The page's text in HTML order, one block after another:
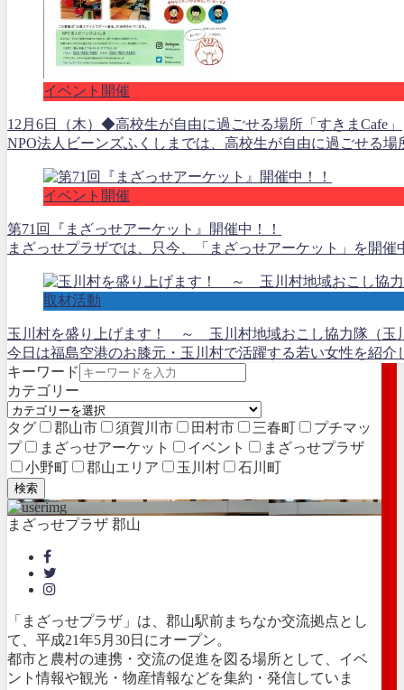
イベント開催
12月6日（木）◆高校生が自由に過ごせる場所「すきまCafe」
NPO法人ビーンズふくしまでは、高校生が自由に過ごせる
イベント開催
第71回『まざっせアーケット』開催中！！
まざっせプラザでは、只今、「まざっせアーケット」を開
取材活動
玉川村を盛り上げます！ ～ 玉川村地域おこし協力隊（玉
今日は福島空港のお膝元・玉川村で活躍する若い女性を紹
キーワード
カテゴリー
タグ 郡山市 須賀川市 田村市 三春町
プチマッ
プ
まざっせアーケット イベント
まざっせプラザ
小野町
郡山エリア 玉川村 石川町
検索
まざっせプラザ 郡山
「まざっせプラザ」は、郡山駅前まちなか交流拠点とし
て、平成21年5月30日にオープン。
都市と農村の連携・交流の促進を図る場所として、イベ
ント情報や観光・物産情報などを集約・発信していま